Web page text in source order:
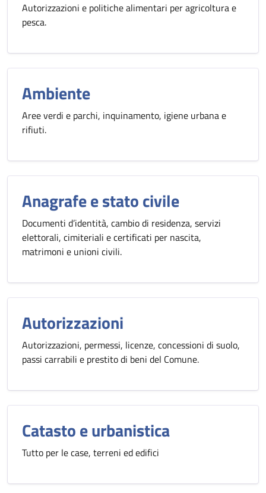
Autorizzazioni e politiche alimentari per agricoltura e
pesca.
Ambiente
Aree verdi e parchi, inquinamento, igiene urbana e
rifiuti.
Anagrafe e stato civile
Documenti d’identità, cambio di residenza, servizi
elettorali, cimiteriali e certificati per nascita,
matrimoni e unioni civili.
Autorizzazioni
Autorizzazioni, permessi, licenze, concessioni di suolo,
passi carrabili e prestito di beni del Comune.
Catasto e urbanistica
Tutto per le case, terreni ed edifici